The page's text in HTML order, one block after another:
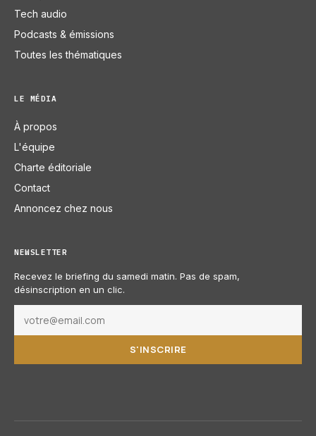
Tech audio
Podcasts & émissions
Toutes les thématiques
LE MÉDIA
À propos
L'équipe
Charte éditoriale
Contact
Annoncez chez nous
NEWSLETTER
Recevez le briefing du samedi matin. Pas de spam,
désinscription en un clic.
S'INSCRIRE